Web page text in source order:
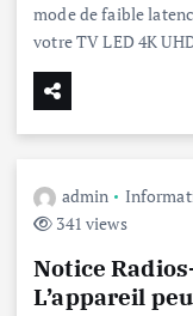
mode de faible
votre TV LED 4K
admin
341 views
Notice
L’appareil